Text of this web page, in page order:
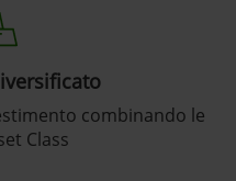
combinando le
Class